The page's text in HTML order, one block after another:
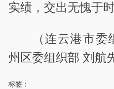
实绩，交出无愧于
（连云港市
州区委组织部 刘航
标签：